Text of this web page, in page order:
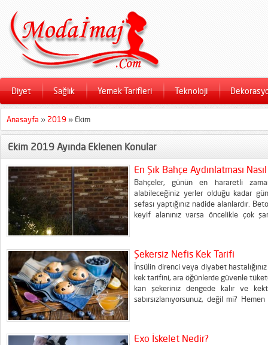
Diyet Sağlık Yemek Tarifleri Teknoloji
Anasayfa » 2019 » Ekim
Ekim 2019 Ayında Eklenen Konular
En Şık Bahçe Aydınlatması Nasıl
Bahçeler, günün en hararetli
alabileceğiniz yerler olduğu kadar
sefası yaptığınız nadide alanlardır.
keyif alanınız varsa öncelikle çok
Şekersiz Nefis Kek Tarifi
İnsülin direnci veya diyabet
kek tarifini, ara öğünlerde güvenle
kan şekeriniz dengede kalır ve
sabırsızlanıyorsunuz, değil mi?
Exo İskelet Nedir?